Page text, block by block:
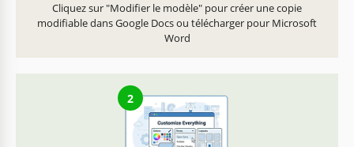
Cliquez sur "Modifier le modèle" pour créer une copie
modifiable dans Google Docs ou télécharger pour Microsoft
Word
2